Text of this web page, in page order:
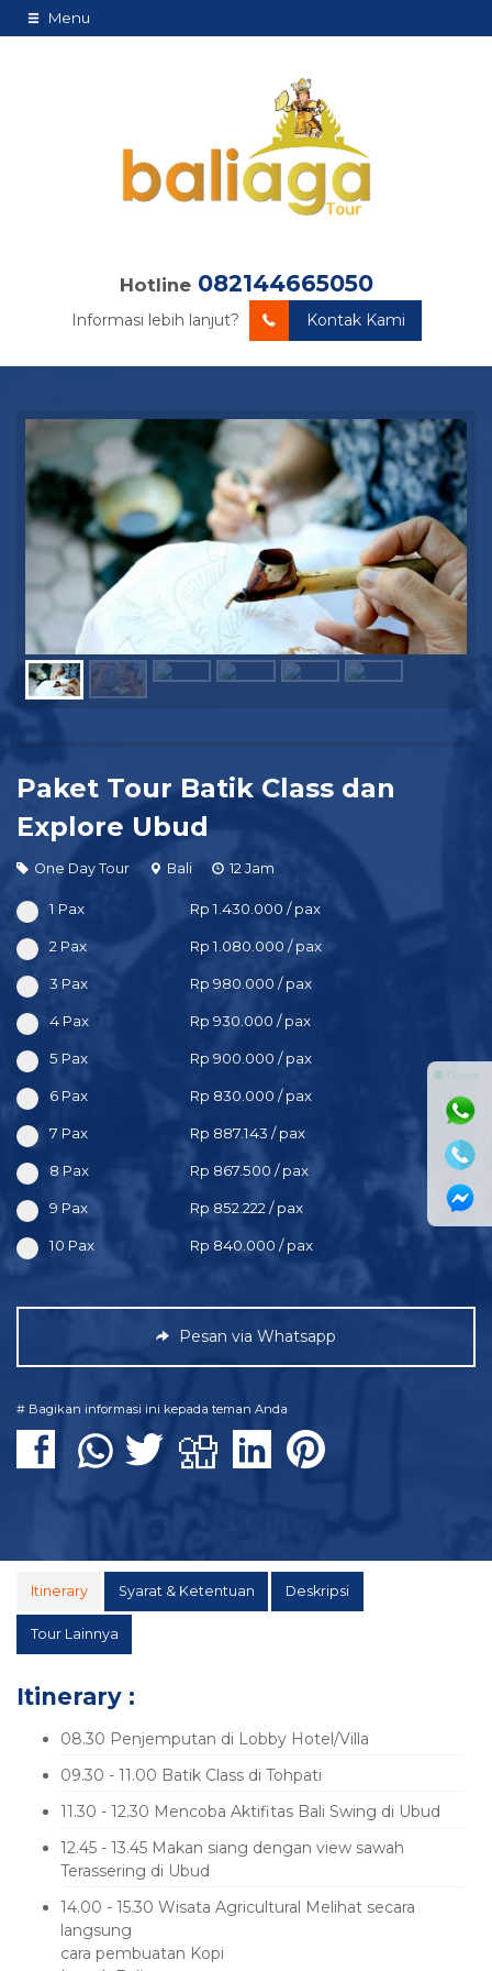
Menu
Hotline 082144665050
Informasi lebih lanjut? Kontak Kami
Paket Tour Batik Class dan
Explore Ubud
One Day Tour Bali 12 Jam
1 Pax Rp 1.430.000 / pax
2 Pax Rp 1.080.000 / pax
3 Pax Rp 980.000 / pax
4 Pax Rp 930.000 / pax
5 Pax Rp 900.000 / pax
6 Pax Rp 830.000 / pax
7 Pax Rp 887.143 / pax
8 Pax Rp 867.500 / pax
9 Pax Rp 852.222 / pax
10 Pax Rp 840.000 / pax
Pesan via Whatsapp
# Bagikan informasi ini kepada teman Anda
Itinerary Syarat & Ketentuan Deskripsi
Tour Lainnya
Itinerary :
08.30 Penjemputan di Lobby Hotel/Villa
09.30 - 11.00 Batik Class di Tohpati
11.30 - 12.30 Mencoba Aktifitas Bali Swing di Ubud
12.45 - 13.45 Makan siang dengan view sawah
Terassering di Ubud
14.00 - 15.30 Wisata Agricultural Melihat secara
langsung
cara pembuatan Kopi
⚫ Online